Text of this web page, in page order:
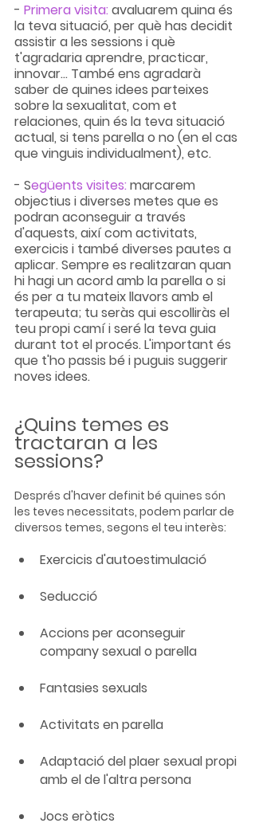
- Primera visita: avaluarem quina és
la teva situació, per què has decidit
assistir a les sessions i què
t'agradaria aprendre, practicar,
innovar... També ens agradarà
saber de quines idees parteixes
sobre la sexualitat, com et
relaciones, quin és la teva situació
actual, si tens parella o no (en el cas
que vinguis individualment), etc.
- Següents visites: marcarem
objectius i diverses metes que es
podran aconseguir a través
d'aquests, així com activitats,
exercicis i també diverses pautes a
aplicar. Sempre es realitzaran quan
hi hagi un acord amb la parella o si
és per a tu mateix llavors amb el
terapeuta; tu seràs qui escolliràs el
teu propi camí i seré la teva guia
durant tot el procés. L'important és
que t'ho passis bé i puguis suggerir
noves idees.
¿Quins temes es
tractaran a les
sessions?
Després d'haver definit bé quines són
les teves necessitats, podem parlar de
diversos temes, segons el teu interès:
Exercicis d'autoestimulació
Seducció
Accions per aconseguir
company sexual o parella
Fantasies sexuals
Activitats en parella
Adaptació del plaer sexual propi
amb el de l'altra persona
Jocs eròtics